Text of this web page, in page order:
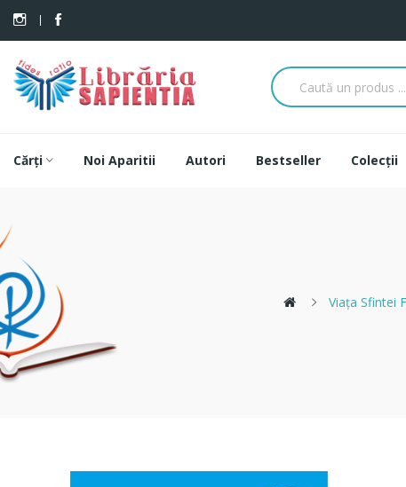
Cărți Noi Aparitii Autori Bestseller Colecții
Viaţa Sfintei